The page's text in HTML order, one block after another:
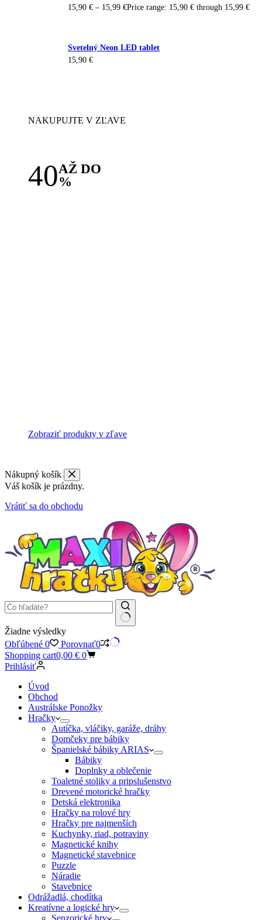
15,90 € – 15,99 €Price range: 15,90 € through 15,99 €
Svetelný Neon LED tablet
15,90 €
NAKUPUJTE V ZĽAVE
40AŽ DO
%
Zobraziť produkty v zľave
Nákupný košík
Váš košík je prázdny.
Vrátiť sa do obchodu
Žiadne výsledky
Obľúbené 0 Porovnať0
Shopping cart0,00 € 0
Prihlásiť
Úvod
Obchod
Austrálske Ponožky
Hračky
Autíčka, vláčiky, garáže, dráhy
Domčeky pre bábiky
Španielské bábiky ARIAS
Bábiky
Doplnky a oblečenie
Toaletné stoliky a pripslušenstvo
Drevené motorické hračky
Detská elektronika
Hračky na rolové hry
Hračky pre najmenších
Kuchynky, riad, potraviny
Magnetické knihy
Magnetické stavebnice
Puzzle
Náradie
Stavebnice
Odrážadlá, chodítka
Kreatívne a logické hry
Senzorické hry